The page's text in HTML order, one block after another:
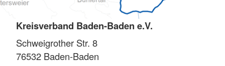
Kreisverband Baden-Baden e.V.
Schweigrother Str. 8
76532 Baden-Baden